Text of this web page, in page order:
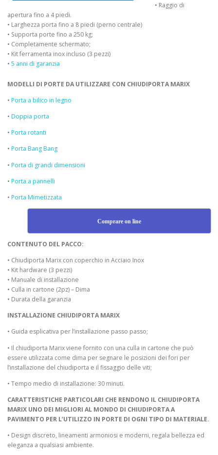
• Raggio di
apertura fino a 4 piedi.
• Larghezza porta fino a 8 piedi (perno centrale)
• Supporta porte fino a 250 kg;
• Completamente schermato;
• Kit ferramenta inox incluso (3 pezzi)
• 5 anni di garanzia
MODELLI DI PORTE DA UTILIZZARE CON CHIUDIPORTA MARIX
• Porta a bilico in legno
• Doppia porta
• Porta rotanti
• Porta Bang Bang
• Porta di grandi dimensioni
• Porta a pannelli
• Porta Mimetizzata
Comprare on line
CONTENUTO DEL PACCO:
• Chiudiporta Marix con coperchio in Acciaio Inox
• Kit hardware (3 pezzi)
• Manuale di installazione
• Culla in cartone (2pz) – Dima
• Durata della garanzia
INSTALLAZIONE CHIUDIPORTA MARIX
• Guida esplicativa per l’installazione passo passo;
• Il chiudiporta Marix viene fornito con una culla in cartone che può
essere utilizzata come dima per segnare le posizioni dei fori per
l’installazione del chiudiporta e il fissaggio delle viti;
• Tempo medio di installazione: 30 minuti.
CARATTERISTICHE PARTICOLARI CHE RENDONO IL CHIUDIPORTA
MARIX UNO DEI MIGLIORI AL MONDO DI CHIUDIPORTA A
PAVIMENTO PER L’UTILIZZO IN PORTE DI OGNI TIPO DI MATERIALE.
• Design discreto, lineamenti armoniosi e moderni, regala bellezza ed
eleganza a qualsiasi ambiente.